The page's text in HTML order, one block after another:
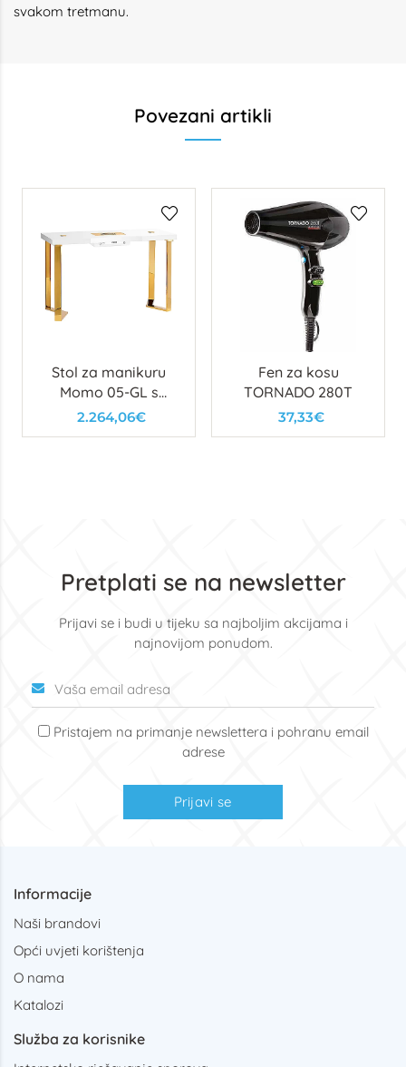
svakom tretmanu.
Povezani artikli
Stol za manikuru
Momo 05-GL s
usisavačem
2.264,06€
Fen za kosu
TORNADO 280T
37,33€
Pretplati se na newsletter
Prijavi se i budi u tijeku sa najboljim akcijama i
najnovijom ponudom.
Pristajem na primanje newslettera i pohranu email
adrese
Prijavi se
Informacije
Naši brandovi
Opći uvjeti korištenja
O nama
Katalozi
Služba za korisnike